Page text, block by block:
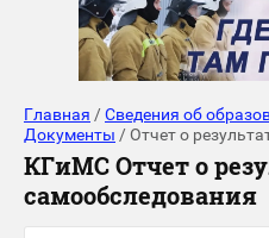
Главная /Сведения об
Документы / Отчет о
КГиМС Отчет о
самообследования